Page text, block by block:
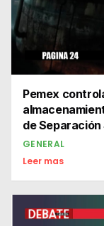
Pemex
de
GENERAL
Leer mas